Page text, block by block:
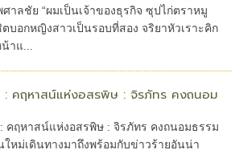
าลชัย “ผมเป็นเจ้าของธุรกิจ ซุปไก่ตราหมู
บอกหญิงสาวเป็นรอบที่สอง จริยาหัวเราะคิก
าแ...
: คฤหาสน์แห่งอสรพิษ : จิรภัทร คงถนอม
: คฤหาสน์แห่งอสรพิษ : จิรภัทร คงถนอมธรรม
ใหม่เดินทางมาถึงพร้อมกับข่าวร้ายอันน่า